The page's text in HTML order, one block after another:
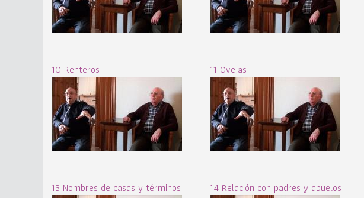
10 Renteros 11 Ovejas
13 Nombres de casas y términos 14 Relación con padres y abuelos